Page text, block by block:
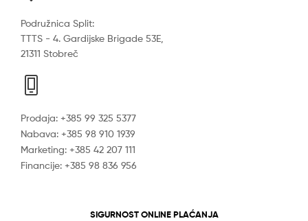
Podružnica Split:
TTTS - 4. Gardijske Brigade 53E,
21311 Stobreč
Prodaja: +385 99 325 5377
Nabava: +385 98 910 1939
Marketing: +385 42 207 111
Financije: +385 98 836 956
SIGURNOST ONLINE PLAĆANJA